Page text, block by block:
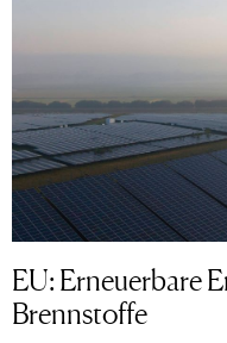
EU: Erneuerbare
Brennstoffe